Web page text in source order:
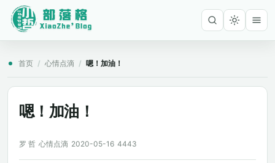
首页 / 心情点滴 / 嗯！加油！
嗯！加油！
罗 哲 心情点滴 2020-05-16 4443